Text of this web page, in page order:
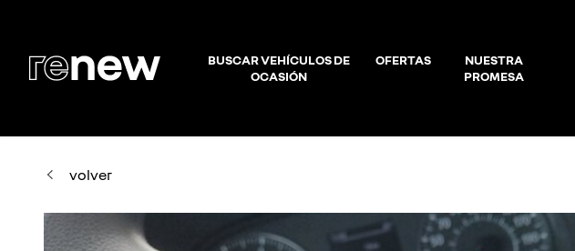
BUSCAR VEHÍCULOS DE
OCASIÓN
OFERTAS
NUESTRA
PROMESA
volver